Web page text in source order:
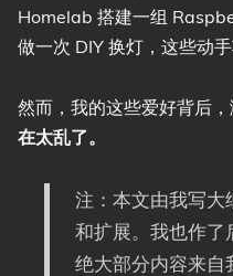
Homelab 搭建一组
做一次 DIY 换灯，这些动
然而，我的这些爱好背后
在太乱了。
注：本文由我写大
和扩展。我也作了
绝大部分内容来自